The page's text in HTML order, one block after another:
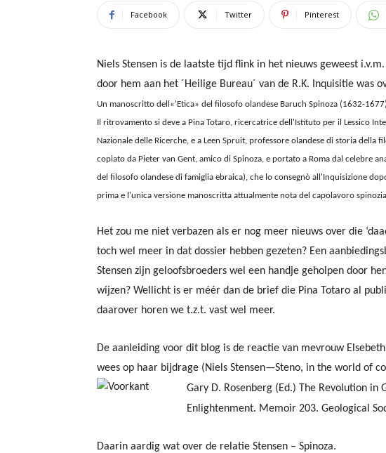
Facebook Twitter Pinterest
Niels Stensen is de laatste tijd flink in het nieuws geweest
door hem aan het ´Heilige Bureau´ van de R.K. Inquisitie was
Un manoscritto dell«'Etica» del filosofo olandese Baruch Spinoza (1632-
Il ritrovamento si deve a Pina Totaro, ricercatrice dell'Istituto per il Lessico
Nazionale delle Ricerche, e a Leen Spruit, professore olandese di storia della
copiato da Pieter van Gent, amico di Spinoza, e portato a Roma dal celebre
del filosofo olandese di famiglia ebraica), che lo consegnò all'Inquisizione
prima e l'unica versione manoscritta attualmente nota del capolavoro
Het zou me niet verbazen als er nog meer nieuws over die
toch wel meer in dat dossier hebben gezeten? Een
Stensen zijn geloofsbroeders wel een handje geholpen door
wijzen? Wellicht is er méér dan de brief die Pina Totaro al
daarover horen we t.z.t. vast wel meer.
De aanleiding voor dit blog is de reactie van mevrouw
wees op haar bijdrage (Niels Stensen—Steno, in the world of
Gary D. Rosenberg (Ed.) The Revolution in
Enlightenment. Memoir 203. Geological
Daarin aardig wat over de relatie Stensen – Spinoza.